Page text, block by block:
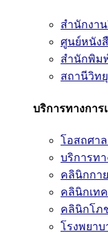
สำนักงา
ศูนย์หนัง
สำนักพิม
สถานีวิท
บริการทางการ
โอสถศา
บริการท
คลินิกกา
คลินิกเท
คลินิกโภ
โรงพยาบ